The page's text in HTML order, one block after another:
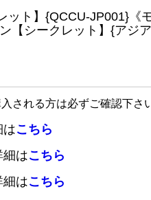
ット】{QCCU-JP001}《
シークレット】{アジア
される方は必ずご確認下さ
はこちら
細はこちら
細はこちら